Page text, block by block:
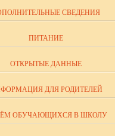
СВЕДЕНИЯ
ПИТАНИЕ
ОТКРЫТЫЕ ДАННЫЕ
ДЛЯ РОДИТЕЛЕЙ
ОБУЧАЮЩИХСЯ В ШКОЛУ